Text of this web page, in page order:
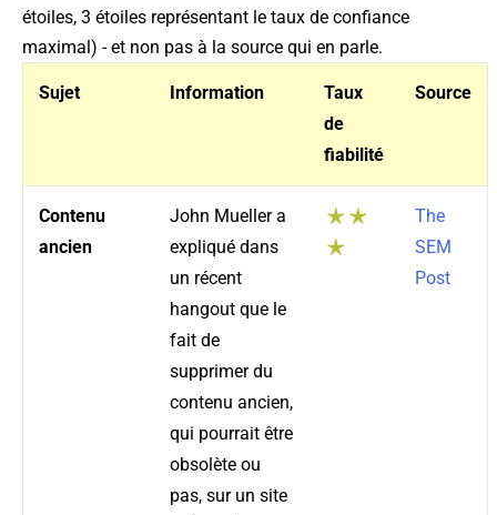
étoiles, 3 étoiles représentant le taux de confiance
maximal) - et non pas à la source qui en parle.
Sujet Information
Taux
de
fiabilité
Source
Contenu
ancien
John Mueller a
expliqué dans
un récent
hangout que le
fait de
supprimer du
contenu ancien,
qui pourrait être
obsolète ou
pas, sur un site
The
SEM
Post